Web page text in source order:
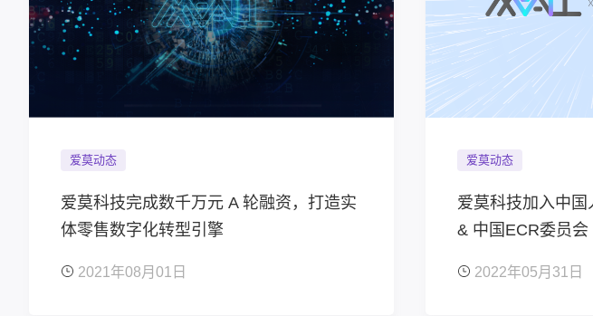
爱莫动态
爱莫科技完成数千万元 A 轮融资，打造实
体零售数字化转型引擎
2021年08月01日
爱莫动态
爱莫科技加入中
& 中国ECR委员会
2022年05月31日